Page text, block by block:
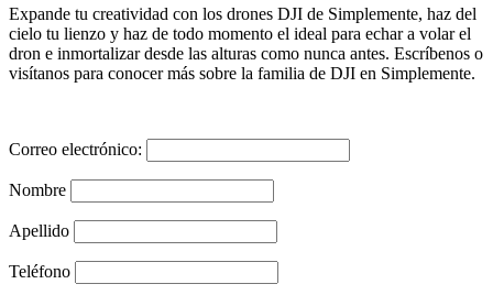
Expande tu creatividad con los drones DJI de Simplemente, haz del
cielo tu lienzo y haz de todo momento el ideal para echar a volar el
dron e inmortalizar desde las alturas como nunca antes. Escríbenos o
visítanos para conocer más sobre la familia de DJI en Simplemente.
Correo electrónico:
Nombre
Apellido
Teléfono